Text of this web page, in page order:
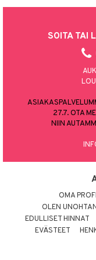
SOITA TAI
27.7. OTA
NIIN
OMA
OLEN
EDULLISET HINNAT
EVÄSTEET